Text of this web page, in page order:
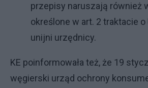
przepisy naruszają również
określone w art. 2 traktacie
unijni urzędnicy.
KE poinformowała też, że 19
węgierski urząd ochrony